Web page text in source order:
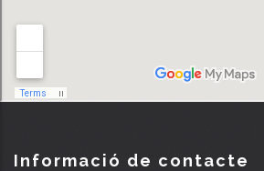
Informació de contacte